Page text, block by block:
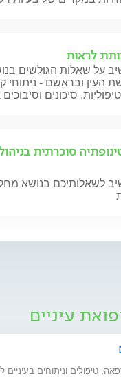
לראות
על שאלות הגולשים
העין ובראשם - ניתוחי
סיכונים
סוכרתית
לשאלותיכם בנושא
עיניים
טיפולים וניתוחים בעיניים